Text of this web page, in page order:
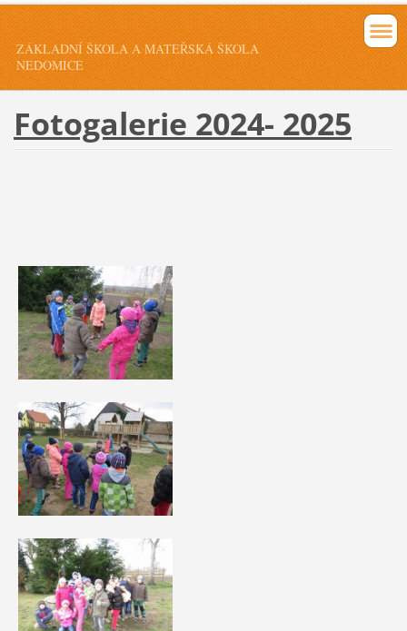
ZÁKLADNÍ ŠKOLA A MATEŘSKÁ ŠKOLA
NEDOMICE
Fotogalerie 2024- 2025